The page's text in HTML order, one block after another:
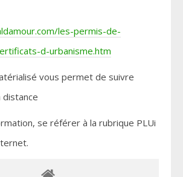
les-permis-de-
d-urbanisme.htm
vous permet de suivre
se référer à la rubrique PLUi